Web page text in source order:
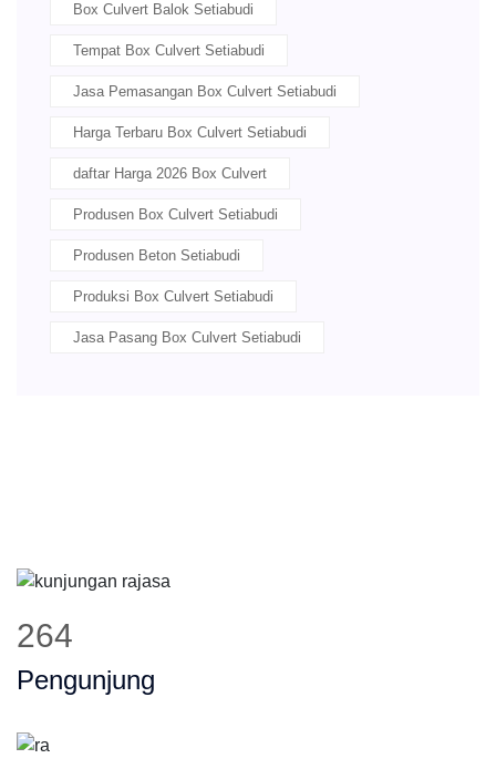
Box Culvert Balok Setiabudi
Tempat Box Culvert Setiabudi
Jasa Pemasangan Box Culvert Setiabudi
Harga Terbaru Box Culvert Setiabudi
daftar Harga 2026 Box Culvert
Produsen Box Culvert Setiabudi
Produsen Beton Setiabudi
Produksi Box Culvert Setiabudi
Jasa Pasang Box Culvert Setiabudi
332
Pengunjung